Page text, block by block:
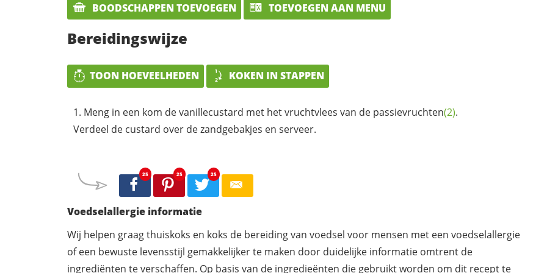
BOODSCHAPPEN TOEVOEGEN TOEVOEGEN AAN MENU
Bereidingswijze
TOON HOEVEELHEDEN KOKEN IN STAPPEN
Meng in een kom de vanillecustard met het vruchtvlees van de passievruchten(2).
Verdeel de custard over de zandgebakjes en serveer.
25 25 25
Voedselallergie informatie
Wij helpen graag thuiskoks en koks de bereiding van voedsel voor mensen met een voedselallergie
of een bewuste levensstijl gemakkelijker te maken door duidelijke informatie omtrent de
ingrediënten te verschaffen. Op basis van de ingredieënten die gebruikt worden om dit recept te